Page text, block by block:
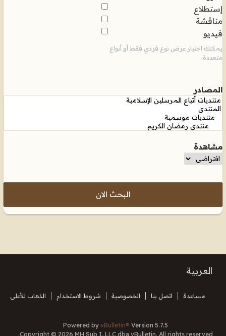
إستطلاع
مناقشة
فيديو
يمكنك اختيار عرض نوع فردي فقط أو أنواع
متعددة.
المصادر
مشاهدة
البحث الان
العربية
مساعدة اتصل بنا الخصوصية شروط الاستخدام الذهاب للأعلى
Powered by vBulletin® Version 5.7.5
Copyright © 2026 MH Sub I, LLC dba vBulletin. All rights reserved.